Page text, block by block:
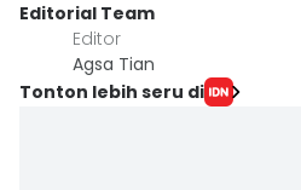
Editorial Team
Editor
Agsa Tian
Tonton lebih seru di